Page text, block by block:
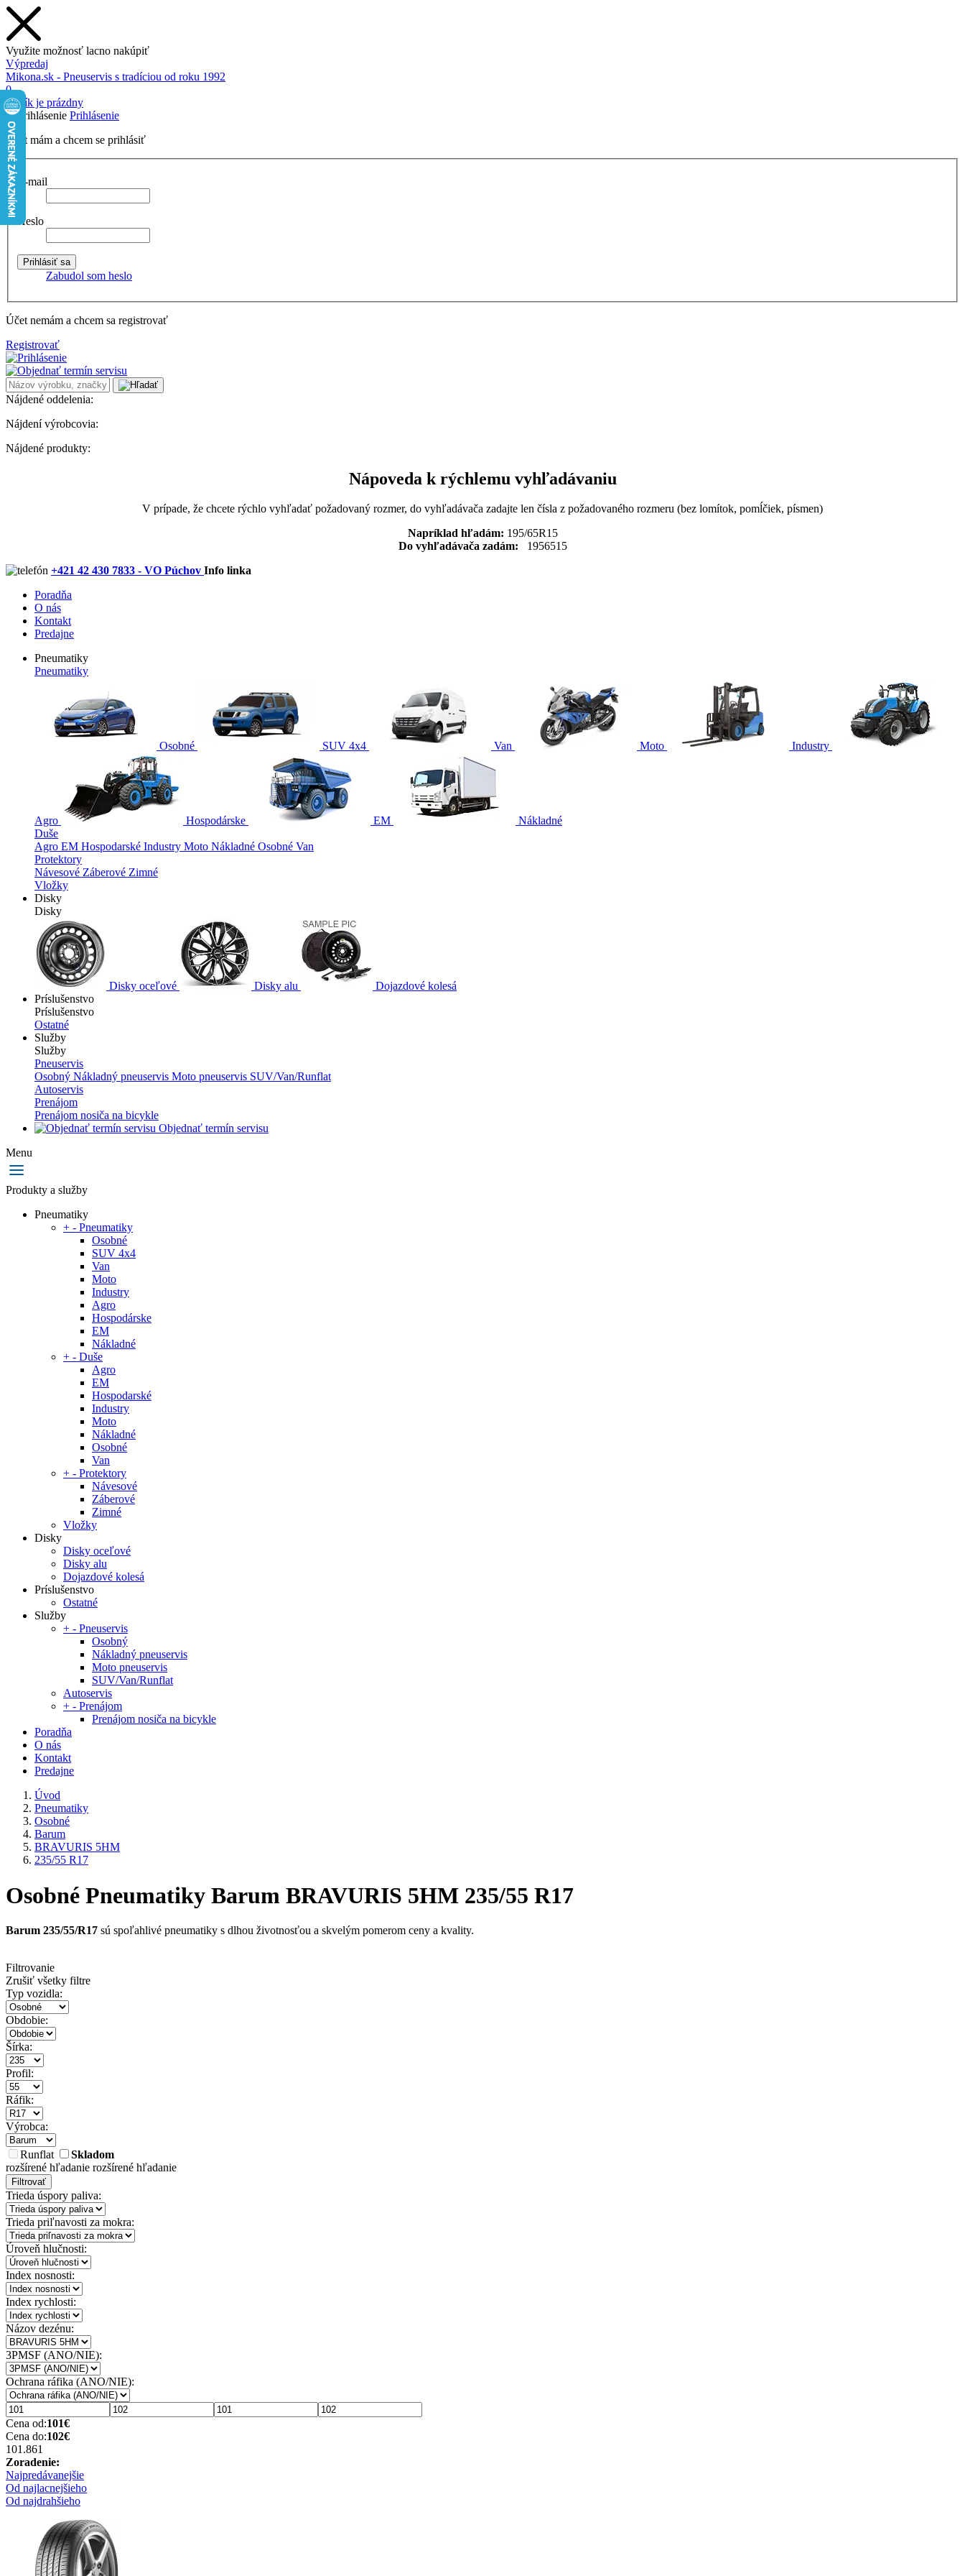
Využite možnosť lacno nakúpiť
Výpredaj
Mikona.sk - Pneuservis s tradíciou od roku 1992
0
Košík je prázdny
Prihlásenie
Účet mám a chcem se prihlásiť
E-mail
Heslo
Zabudol som heslo
Účet nemám a chcem sa registrovať
Registrovať
Nájdené oddelenia:
Nájdení výrobcovia:
Nájdené produkty:
Nápoveda k rýchlemu vyhľadávaniu
V prípade, že chcete rýchlo vyhľadať požadovaný rozmer, do vyhľadávača zadajte len čísla z požadovaného rozmeru (bez lomítok, pomĺčiek, písmen)
Napríklad hľadám: 195/65R15
Do vyhľadávača zadám: 1956515
+421 42 430 7833 - VO Púchov Info linka
Poradňa
O nás
Kontakt
Predajne
Pneumatiky
Pneumatiky
Osobné SUV 4x4 Van Moto Industry
Agro Hospodárske EM
Nákladné
Duše
Agro EM Hospodarské Industry Moto Nákladné Osobné Van
Protektory
Návesové Záberové Zimné
Vložky
Disky
Disky
Disky oceľové Disky alu
Dojazdové kolesá
Príslušenstvo
Príslušenstvo
Ostatné
Služby
Služby
Pneuservis
Osobný Nákladný pneuservis Moto pneuservis SUV/Van/Runflat
Autoservis
Prenájom
Prenájom nosiča na bicykle
Objednať termín servisu
Menu
Produkty a služby
Pneumatiky
+ - Pneumatiky
Osobné
SUV 4x4
Van
Moto
Industry
Agro
Hospodárske
EM
Nákladné
+ - Duše
Agro
EM
Hospodarské
Industry
Moto
Nákladné
Osobné
Van
+ - Protektory
Návesové
Záberové
Zimné
Vložky
Disky
Disky oceľové
Disky alu
Dojazdové kolesá
Príslušenstvo
Ostatné
Služby
+ - Pneuservis
Osobný
Nákladný pneuservis
Moto pneuservis
SUV/Van/Runflat
Autoservis
+ - Prenájom
Prenájom nosiča na bicykle
Poradňa
O nás
Kontakt
Predajne
Úvod
Pneumatiky
Osobné
Barum
BRAVURIS 5HM
235/55 R17
Osobné Pneumatiky Barum BRAVURIS 5HM 235/55 R17
Barum 235/55/R17 sú spoľahlivé pneumatiky s dlhou životnosťou a skvelým pomerom ceny a kvality.
Filtrovanie
Zrušiť všetky filtre
Typ vozidla:
Obdobie:
Šírka:
Profil:
Ráfik:
Výrobca:
Runflat
Skladom
rozšírené hľadanie rozšírené hľadanie
Filtrovať
Trieda úspory paliva:
Trieda priľnavosti za mokra:
Úroveň hlučnosti:
Index nosnosti:
Index rychlosti:
Názov dezénu:
3PMSF (ANO/NIE):
Ochrana ráfika (ANO/NIE):
Cena od:101€
Cena do:102€
101.861
Zoradenie:
Najpredávanejšie
Od najlacnejšieho
Od najdrahšieho